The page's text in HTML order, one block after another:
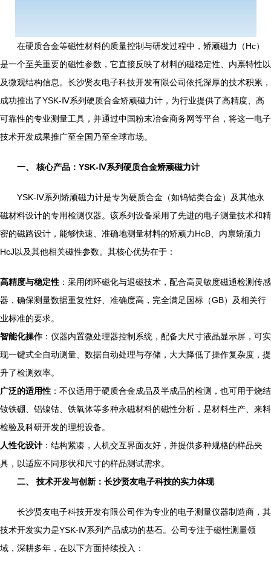
在硬质合金等磁性材料的质量控制与研发过程中，矫顽磁力（Hc）
是一个至关重要的磁性参数，它直接反映了材料的磁稳定性、内禀特性以
及微观结构信息。长沙贤友电子科技开发有限公司依托深厚的技术积累，
成功推出了YSK-Ⅳ系列硬质合金矫顽磁力计，为行业提供了高精度、高
可靠性的专业测量工具，并通过中国粉末冶金商务网等平台，将这一电子
技术开发成果推广至全国乃至全球市场。
一、 核心产品：YSK-Ⅳ系列硬质合金矫顽磁力计
YSK-Ⅳ系列矫顽磁力计是专为硬质合金（如钨钴类合金）及其他永
磁材料设计的专用检测仪器。该系列设备采用了先进的电子测量技术和精
密的磁路设计，能够快速、准确地测量材料的矫顽力HcB、内禀矫顽力
HcJ以及其他相关磁性参数。其核心优势在于：
高精度与稳定性 ：采用闭环磁化与退磁技术，配合高灵敏度磁通检测传感
器，确保测量数据重复性好、准确度高，完全满足国标（GB）及相关行
业标准的要求。
智能化操作：仪器内置微处理器控制系统，配备大尺寸液晶显示屏，可实
现一键式全自动测量、数据自动处理与存储，大大降低了操作复杂度，提
升了检测效率。
广泛的适用性 ：不仅适用于硬质合金成品及半成品的检测，也可用于烧结
钕铁硼、铝镍钴、铁氧体等多种永磁材料的磁性分析，是材料生产、来料
检验及科研开发的理想设备。
人性化设计 ：结构紧凑，人机交互界面友好，并提供多种规格的样品夹
具，以适应不同形状和尺寸的样品测试需求。
二、 技术开发与创新：长沙贤友电子科技的实力体现
长沙贤友电子科技开发有限公司作为专业的电子测量仪器制造商，其
技术开发实力是YSK-Ⅳ系列产品成功的基石。公司专注于磁性测量领
域，深耕多年，在以下方面持续投入：